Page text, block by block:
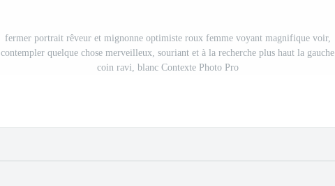
fermer portrait rêveur et mignonne optimiste roux femme voyant magnifique voir,
contempler quelque chose merveilleux, souriant et à la recherche plus haut la gauche
coin ravi, blanc Contexte Photo Pro